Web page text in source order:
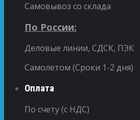
Самовывоз со склада
По России:
Деловые линии, СДСК, ПЭК
Самолетом (Сроки 1-2 дня)
Оплата
По счету (с НДС)